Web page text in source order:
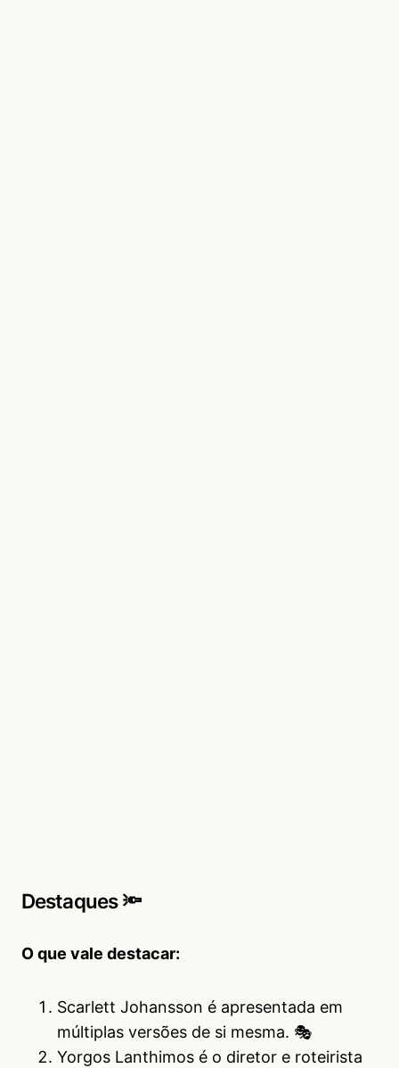
Destaques 🔦
O que vale destacar:
Scarlett Johansson é apresentada em
múltiplas versões de si mesma. 🎭
Yorgos Lanthimos é o diretor e roteirista